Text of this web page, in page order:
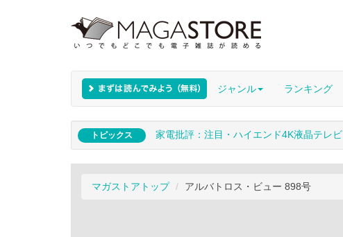
ジャンル ランキング
トピックス 家電批評：注目・ハイエンド4K液晶テレビ
マガストアトップ アルバトロス・ビュー 898号